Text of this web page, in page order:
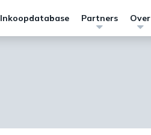
Inkoopdatabase Partners Over